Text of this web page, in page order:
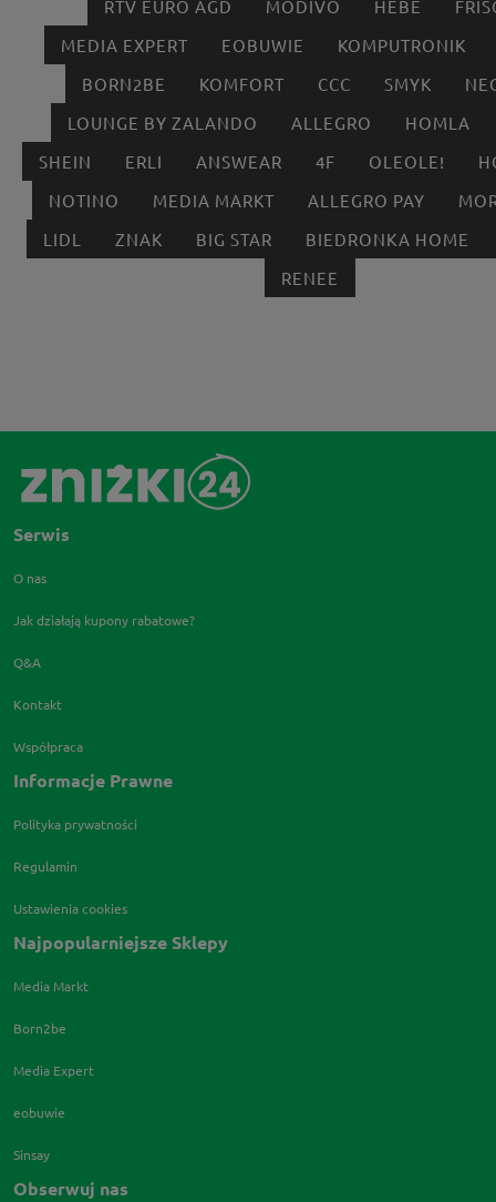
RTV EURO AGD MODIVO HEBE
MEDIA EXPERT
EOBUWIE
KOMPUTRONIK
BORN2BE
KOMFORT CCC SMYK
LOUNGE BY ZALANDO
ALLEGRO
HOMLA
SHEIN
ERLI ANSWEAR 4F OLEOLE!
NOTINO
MEDIA MARKT ALLEGRO PAY
LIDL
ZNAK BIG STAR
BIEDRONKA HOME
RENEE
Serwis
O nas
Jak działają kupony rabatowe?
Q&A
Kontakt
Współpraca
Informacje Prawne
Polityka prywatności
Regulamin
Ustawienia cookies
Najpopularniejsze Sklepy
Media Markt
Born2be
Media Expert
eobuwie
Sinsay
Obserwuj nas